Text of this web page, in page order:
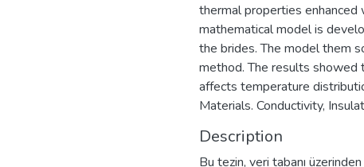
thermal properties enhanced
mathematical model is
the brides. The model them
method. The results
affects temperature
Materials. Conductivity,
Description
Bu tezin, veri tabanı